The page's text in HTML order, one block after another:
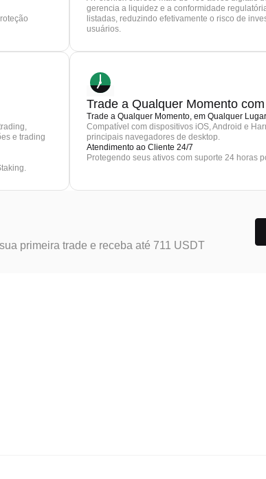
gerencia a liquidez e a conformidade
listadas, reduzindo efetivamente o risco de
usuários.
e trading
Trade a Qualquer Momento
Trade a Qualquer Momento, em Qualquer Lugar
Compatível com dispositivos iOS, Android e
principais navegadores de desktop.
Atendimento ao Cliente 24/7
Protegendo seus ativos com suporte 24 horas
primeira trade e receba até 711 USDT